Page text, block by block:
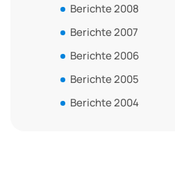
Berichte 2008
Berichte 2007
Berichte 2006
Berichte 2005
Berichte 2004